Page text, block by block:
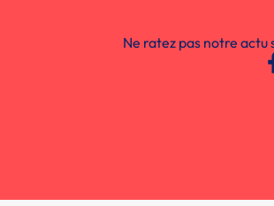
Ne ratez pas notre actu